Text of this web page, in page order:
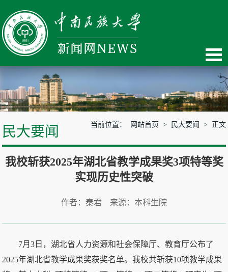
民大要闻 当前位置： 网站首页 > 民大要闻 > 正文
我校斩获2025年湖北省教学成果奖3项特等奖
实现历史性突破
作者：秦君 来源：本科生院
7月3日，湖北省人力资源和社会保障厅、教育厅公布了
2025年湖北省教学成果奖获奖名单。我校共斩获10项教学成果